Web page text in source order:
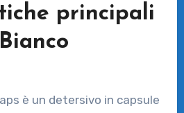
principali
è un detersivo in capsule